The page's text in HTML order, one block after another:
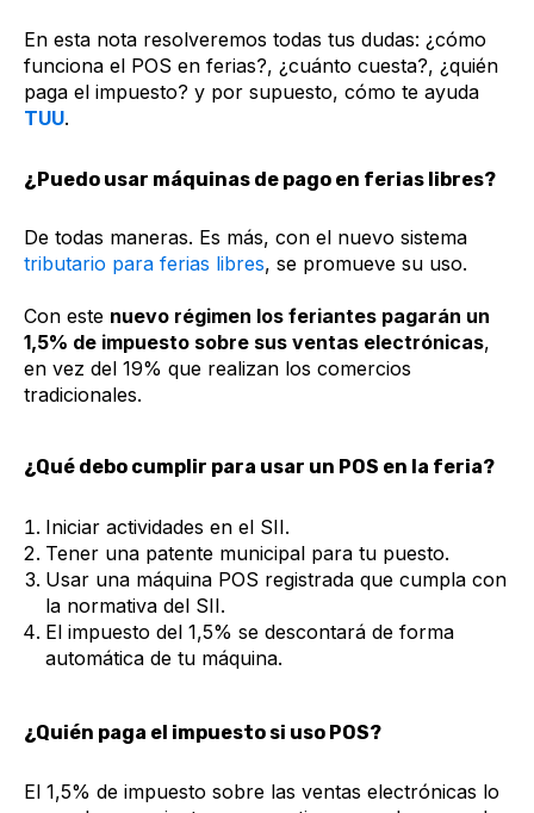
En esta nota resolveremos todas tus dudas: ¿cómo
funciona el POS en ferias?, ¿cuánto cuesta?, ¿quién
paga el impuesto? y por supuesto, cómo te ayuda
TUU.
¿Puedo usar máquinas de pago en ferias libres?
De todas maneras. Es más, con el nuevo sistema
tributario para ferias libres, se promueve su uso.
Con este nuevo régimen los feriantes pagarán un
1,5% de impuesto sobre sus ventas electrónicas,
en vez del 19% que realizan los comercios
tradicionales.
¿Qué debo cumplir para usar un POS en la feria?
Iniciar actividades en el SII.
Tener una patente municipal para tu puesto.
Usar una máquina POS registrada que cumpla con
la normativa del SII.
El impuesto del 1,5% se descontará de forma
automática de tu máquina.
¿Quién paga el impuesto si uso POS?
El 1,5% de impuesto sobre las ventas electrónicas lo